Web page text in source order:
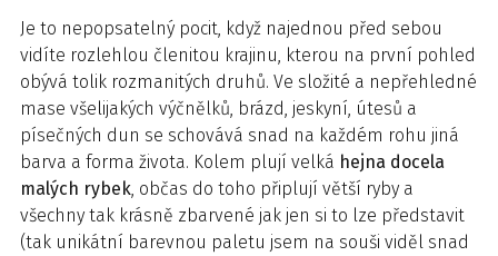
Je to nepopsatelný pocit, když najednou před sebou
vidíte rozlehlou členitou krajinu, kterou na první pohled
obývá tolik rozmanitých druhů. Ve složité a nepřehledné
mase všelijakých výčnělků, brázd, jeskyní, útesů a
písečných dun se schovává snad na každém rohu jiná
barva a forma života. Kolem plují velká hejna docela
malých rybek, občas do toho připlují větší ryby a
všechny tak krásně zbarvené jak jen si to lze představit
(tak unikátní barevnou paletu jsem na souši viděl snad